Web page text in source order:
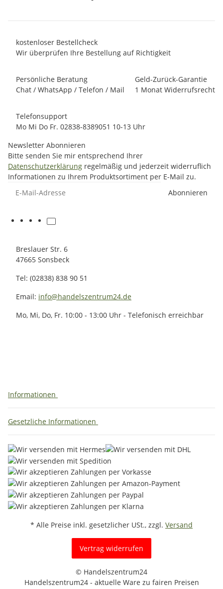
kostenloser Bestellcheck
Wir überprüfen Ihre Bestellung auf Richtigkeit
Persönliche Beratung
Chat / WhatsApp / Telefon / Mail
Geld-Zurück-Garantie
1 Monat Widerrufsrecht
Telefonsupport
Mo Mi Do Fr. 02838-8389051 10-13 Uhr
Newsletter Abonnieren
Bitte senden Sie mir entsprechend Ihrer
Datenschutzerklärung regelmäßig und jederzeit widerruflich
Informationen zu Ihrem Produktsortiment per E-Mail zu.
Abonnieren
Breslauer Str. 6
47665 Sonsbeck
Tel: (02838) 838 90 51
Email: info@handelszentrum24.de
Mo, Mi, Do, Fr. 10:00 - 13:00 Uhr - Telefonisch erreichbar
Informationen
Gesetzliche Informationen
* Alle Preise inkl. gesetzlicher USt., zzgl. Versand
Vertrag widerrufen
© Handelszentrum24
Handelszentrum24 - aktuelle Ware zu fairen Preisen